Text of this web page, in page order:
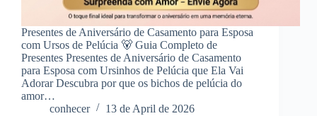
Presentes de Aniversário de Casamento para Esposa
com Ursos de Pelúcia 🐻 Guia Completo de
Presentes Presentes de Aniversário de Casamento
para Esposa com Ursinhos de Pelúcia que Ela Vai
Adorar Descubra por que os bichos de pelúcia do
amor…
conhecer
13 de April de 2026